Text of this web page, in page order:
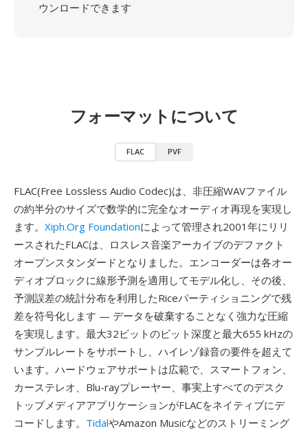
ウンロードできます
フォーマットについて
FLAC PVF
FLAC(Free Lossless Audio Codec)は、非圧縮WAVファイル
の約半分のサイズで数学的に完全なオーディオ再現を実現し
ます。 Xiph.Org Foundationによって管理され2001年にリリ
ースされたFLACは、ロスレス音楽アーカイブのデファクト
オープンスタンダードとなりました。エンコーダーは各オー
ディオブロックに線形予測を適用してモデル化し、その後、
予測誤差の統計分布を利用したRiceパーティショニングで残
差を符号化します — データを破棄することなく強力な圧縮
を実現します。最大32ビットのビット深度と最大655 kHzの
サンプルレートをサポートし、ハイレゾ録音の要件を超えて
います。ハードウェアサポートは広範で、スマートフォン、
カーステレオ、Blu-rayプレーヤー、事実上すべてのデスク
トップメディアアプリケーションがFLACをネイティブにデ
コードします。 TidalやAmazon Musicなどのストリーミング